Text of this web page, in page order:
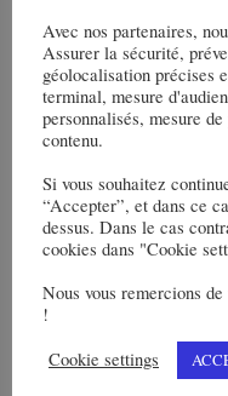
Partenaires
Avec nos partenaires,
Assurer la sécurité,
géolocalisation précises
terminal, mesure
personnalisés, mesure
contenu.
Si vous souhaitez
“Accepter”, et dans ce
dessus. Dans le cas
cookies dans "Cookie
Nous vous remercions
!
Cookie settings